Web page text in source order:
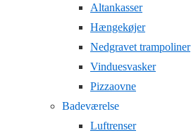
Altankasser
Hængekøjer
Nedgravet trampoliner
Vinduesvasker
Pizzaovne
Badeværelse
Luftrenser